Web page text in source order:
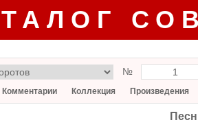
№
Комментарии Коллекция Произведения